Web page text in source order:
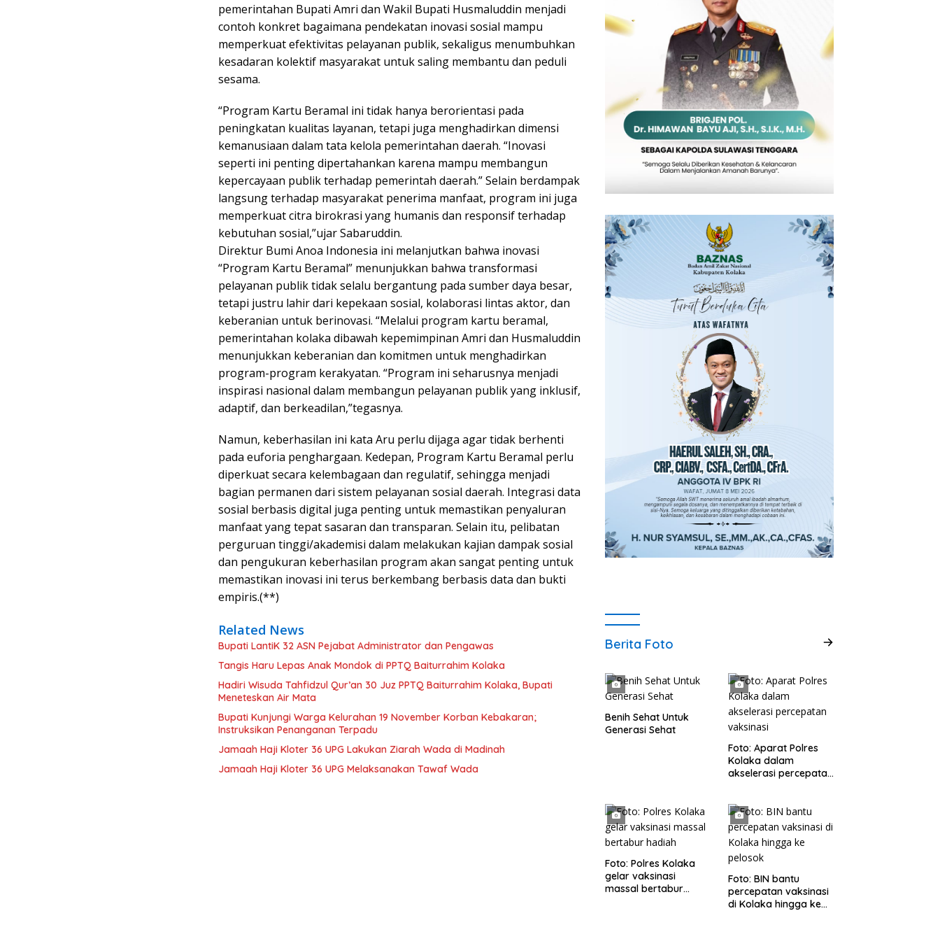
pemerintahan Bupati Amri dan Wakil Bupati Husmaluddin menjadi
contoh konkret bagaimana pendekatan inovasi sosial mampu
memperkuat efektivitas pelayanan publik, sekaligus menumbuhkan
kesadaran kolektif masyarakat untuk saling membantu dan peduli
sesama.
“Program Kartu Beramal ini tidak hanya berorientasi pada
peningkatan kualitas layanan, tetapi juga menghadirkan dimensi
kemanusiaan dalam tata kelola pemerintahan daerah. “Inovasi
seperti ini penting dipertahankan karena mampu membangun
kepercayaan publik terhadap pemerintah daerah.” Selain berdampak
langsung terhadap masyarakat penerima manfaat, program ini juga
memperkuat citra birokrasi yang humanis dan responsif terhadap
kebutuhan sosial,”ujar Sabaruddin.
Direktur Bumi Anoa Indonesia ini melanjutkan bahwa inovasi
“Program Kartu Beramal” menunjukkan bahwa transformasi
pelayanan publik tidak selalu bergantung pada sumber daya besar,
tetapi justru lahir dari kepekaan sosial, kolaborasi lintas aktor, dan
keberanian untuk berinovasi. “Melalui program kartu beramal,
pemerintahan kolaka dibawah kepemimpinan Amri dan Husmaluddin
menunjukkan keberanian dan komitmen untuk menghadirkan
program-program kerakyatan. “Program ini seharusnya menjadi
inspirasi nasional dalam membangun pelayanan publik yang inklusif,
adaptif, dan berkeadilan,”tegasnya.
Namun, keberhasilan ini kata Aru perlu dijaga agar tidak berhenti
pada euforia penghargaan. Kedepan, Program Kartu Beramal perlu
diperkuat secara kelembagaan dan regulatif, sehingga menjadi
bagian permanen dari sistem pelayanan sosial daerah. Integrasi data
sosial berbasis digital juga penting untuk memastikan penyaluran
manfaat yang tepat sasaran dan transparan. Selain itu, pelibatan
perguruan tinggi/akademisi dalam melakukan kajian dampak sosial
dan pengukuran keberhasilan program akan sangat penting untuk
memastikan inovasi ini terus berkembang berbasis data dan bukti
empiris.(**)
Related News
Bupati LantiK 32 ASN Pejabat Administrator dan Pengawas
Tangis Haru Lepas Anak Mondok di PPTQ Baiturrahim Kolaka
Hadiri Wisuda Tahfidzul Qur’an 30 Juz PPTQ Baiturrahim Kolaka, Bupati
Meneteskan Air Mata
Bupati Kunjungi Warga Kelurahan 19 November Korban Kebakaran;
Instruksikan Penanganan Terpadu
Jamaah Haji Kloter 36 UPG Lakukan Ziarah Wada di Madinah
Jamaah Haji Kloter 36 UPG Melaksanakan Tawaf Wada
Berita Foto
Benih Sehat Untuk
Generasi Sehat
Foto: Aparat Polres
Kolaka dalam
akselerasi percepatan
Foto: Polres Kolaka
gelar vaksinasi
massal bertabur
Foto: BIN bantu
percepatan vaksinasi
di Kolaka hingga ke